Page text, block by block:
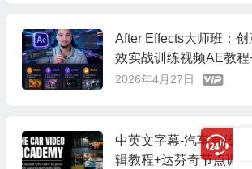
After Effects大师班：
效实战训练视频AE教程
o Edits and Creative
2026年4月27日
中英文字幕-汽车宣传视
辑教程+达芬奇节点调